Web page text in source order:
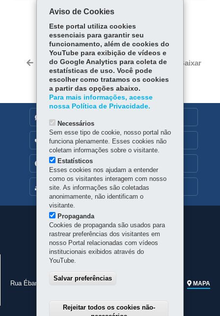
Fa
ce
bo
ok
Tw
itt
er
ha
ts
Ap
p
Voltar Início Imprimir Baixar
MAPA DO SITE
OUVIDORIA
TRANSPARÊNCIA INSTITUCIONAL
Navegação
principal
JUNTA COMERCIAL DO PARANÁ
Rua Ébano Pereira, 309 - Centro-80410-240 MAPA
Aviso de Cookies
Este portal utiliza cookies
essenciais para garantir seu
funcionamento, além de cookies do
YouTube para exibição de vídeos e
do Google Analytics para coleta de
estatísticas de uso. Você pode
escolher como tratamos os cookies
a partir das opções abaixo.
Para mais informações, acesse
nossa Política de Privacidade.
Necessários
Sem esse tipo de cookie, nosso portal não
funciona plenamente. Esses cookies não
coletam informações sobre o visitante.
Estatísticos
Esses cookies nos ajudam a entender
como os visitantes interagem com nosso
site. As informações são coletadas
anonimamente, não identificam o
visitante.
Propaganda
Cookies de propaganda são usados para
rastrear preferências dos visitantes em
nosso Portal relacionadas com vídeos
institucionais exibidos através do
YouTube.
Salvar preferências
Rejeitar todos os cookies não-